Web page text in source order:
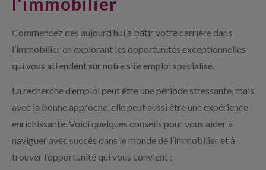
Commencez dès aujourd’hui à bâtir votre carrière dans
l’immobilier en explorant les opportunités exceptionnelles
qui vous attendent sur notre site emploi spécialisé.
La recherche d’emploi peut être une période stressante, mais
avec la bonne approche, elle peut aussi être une expérience
enrichissante. Voici quelques conseils pour vous aider à
naviguer avec succès dans le monde de l’immobilier et à
trouver l’opportunité qui vous convient :